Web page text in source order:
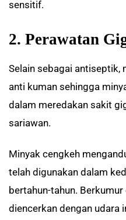
sensitif.
2. Perawatan
Selain sebagai antiseptik,
anti kuman sehingga
dalam meredakan sakit
sariawan.
Minyak cengkeh
telah digunakan dalam
bertahun-tahun.
diencerkan dengan udara